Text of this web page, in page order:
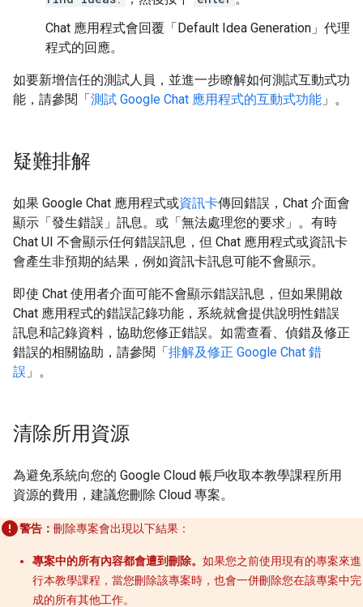
Chat 應用程式會回覆「Default Idea Generation」 代理
程式的回應。
如要新增信任的測試人員，並進一步瞭解如何測試互動式功
能，請參閱「測試 Google Chat 應用程式的互動式功能 」。
疑難排解
如果 Google Chat 應用程式或資訊卡傳回錯誤，Chat 介面會
顯示「發生錯誤」訊息。或「無法處理您的要求」。有時
Chat UI 不會顯示任何錯誤訊息，但 Chat 應用程式或資訊卡
會產生非預期的結果，例如資訊卡訊息可能不會顯示。
即使 Chat 使用者介面可能不會顯示錯誤訊息，但如果開啟
Chat 應用程式的錯誤記錄功能，系統就會提供說明性錯誤
訊息和記錄資料，協助您修正錯誤。如需查看、偵錯及修正
錯誤的相關協助，請參閱「排解及修正 Google Chat 錯
誤 」。
清除所用資源
為避免系統向您的 Google Cloud 帳戶收取本教學課程所用
資源的費用，建議您刪除 Cloud 專案。
警告： 刪除專案會出現以下結果：
專案中的所有內容都會遭到刪除。 如果您之前使用現有的專案來進
行本教學課程，當您刪除該專案時，也會一併刪除您在該專案中完
成的所有其他工作。